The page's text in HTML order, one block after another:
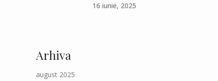
16 iunie, 2025
Arhiva
august 2025